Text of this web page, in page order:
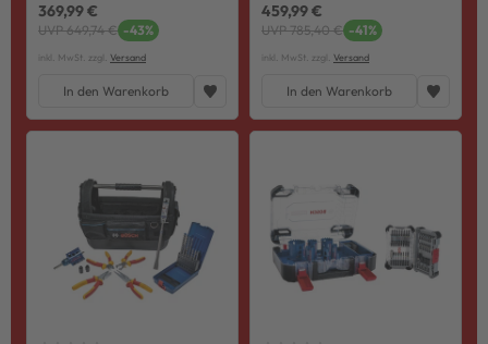
369,99 €
UVP 649,74 € -43%
inkl. MwSt. zzgl. Versand
In den Warenkorb
459,99 €
UVP 785,40 € -41%
inkl. MwSt. zzgl. Versand
In den Warenkorb